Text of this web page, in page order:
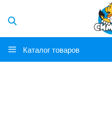
Каталог товаров